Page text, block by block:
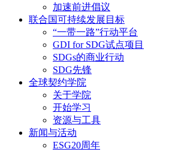
加速前进倡议
联合国可持续发展目标
“一带一路”行动平台
GDI for SDG试点项目
SDGs的商业行动
SDG先锋
全球契约学院
关于学院
开始学习
资源与工具
新闻与活动
ESG20周年